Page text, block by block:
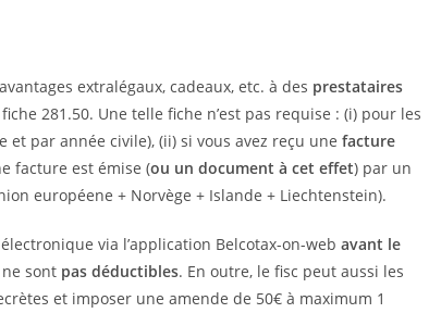
extralégaux, cadeaux, etc. à des prestataires
281.50. Une telle fiche n’est pas requise : (i) pour les
par année civile), (ii) si vous avez reçu une facture
facture est émise (ou un document à cet effet) par un
européene + Norvège + Islande + Liechtenstein).
via l’application Belcotax-on-web avant le
sont pas déductibles. En outre, le fisc peut aussi les
et imposer une amende de 50€ à maximum 1